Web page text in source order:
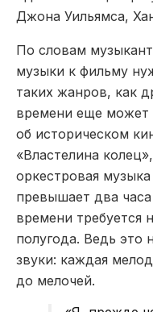
Джона Уильямса,
По словам
музыки к фильму
таких жанров, как
времени еще может
об историческом
«Властелина
оркестровая
превышает два
времени
полугода. Ведь это
звуки: каждая
до мелочей.